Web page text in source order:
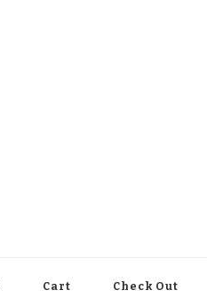
Cart Check Out